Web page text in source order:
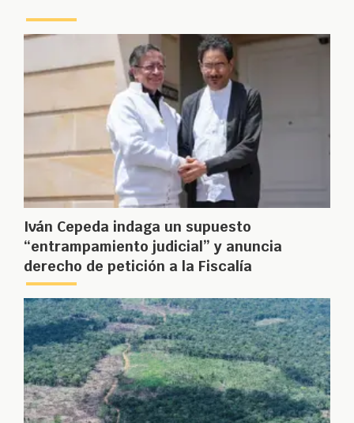
Iván Cepeda indaga un supuesto
“entrampamiento judicial” y anuncia
derecho de petición a la Fiscalía